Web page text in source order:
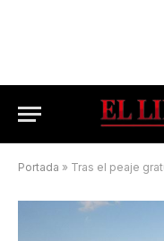
Portada » Tras el peaje